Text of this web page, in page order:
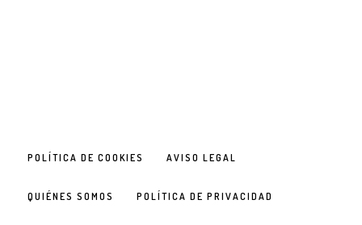
POLÍTICA DE COOKIES AVISO LEGAL
QUIÉNES SOMOS POLÍTICA DE PRIVACIDAD